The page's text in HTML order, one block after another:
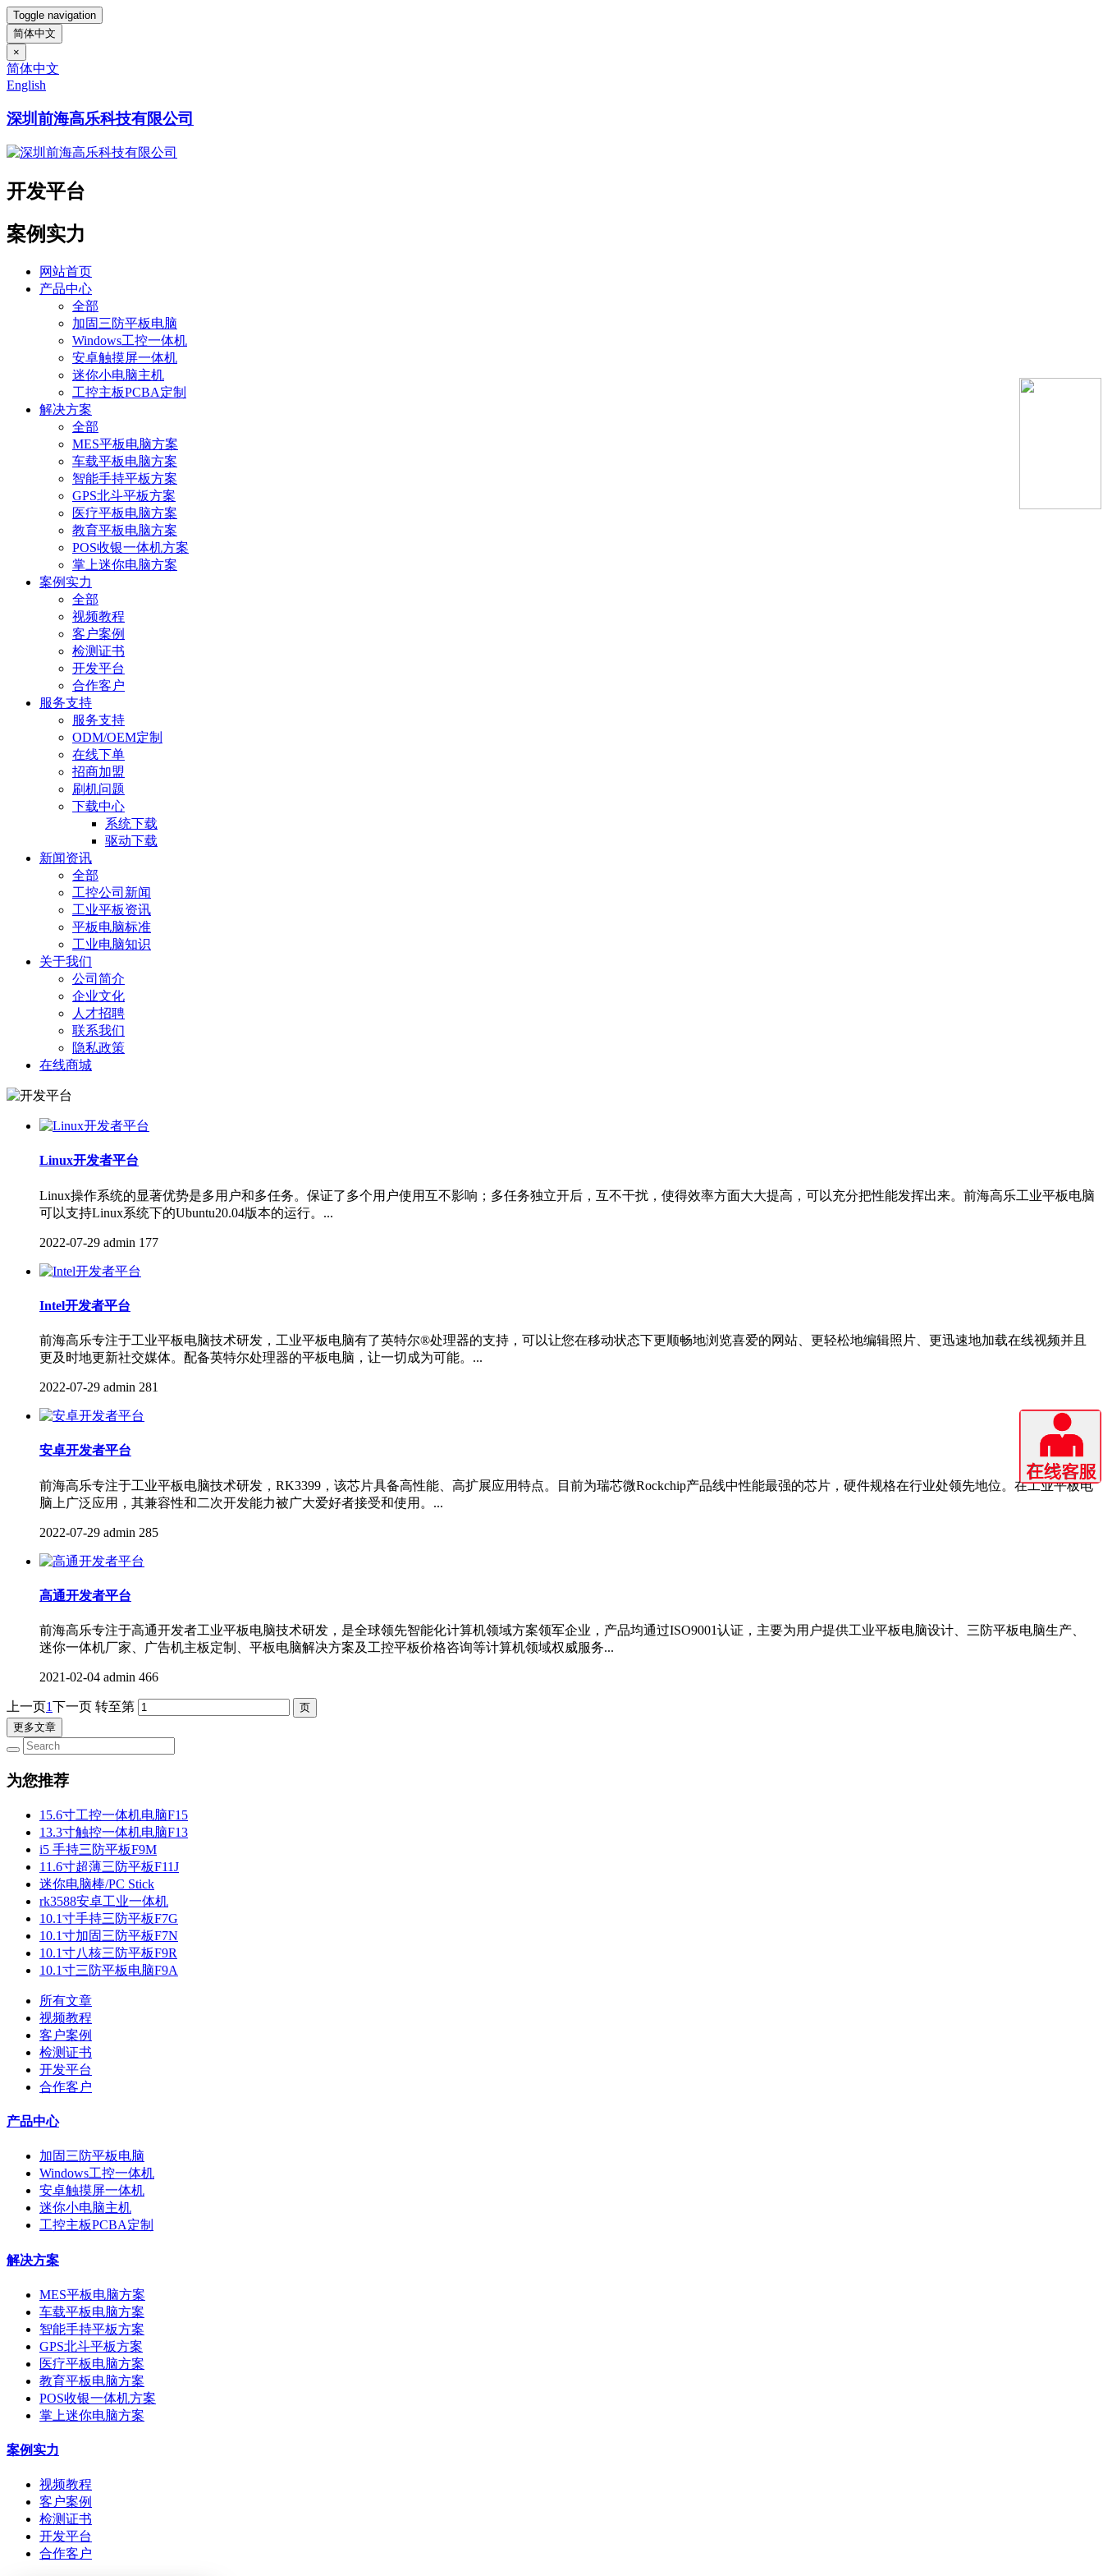
Toggle navigation
简体中文
×
简体中文
English
深圳前海高乐科技有限公司
开发平台
案例实力
网站首页
产品中心
全部
加固三防平板电脑
Windows工控一体机
安卓触摸屏一体机
迷你小电脑主机
工控主板PCBA定制
解决方案
全部
MES平板电脑方案
车载平板电脑方案
智能手持平板方案
GPS北斗平板方案
医疗平板电脑方案
教育平板电脑方案
POS收银一体机方案
掌上迷你电脑方案
案例实力
全部
视频教程
客户案例
检测证书
开发平台
合作客户
服务支持
服务支持
ODM/OEM定制
在线下单
招商加盟
刷机问题
下载中心
系统下载
驱动下载
新闻资讯
全部
工控公司新闻
工业平板资讯
平板电脑标准
工业电脑知识
关于我们
公司简介
企业文化
人才招聘
联系我们
隐私政策
在线商城
Linux开发者平台
Linux操作系统的显著优势是多用户和多任务。保证了多个用户使用互不影响；多任务独立开后，互不干扰，使得效率方面大大提高，可以充分把性能发挥出来。前海高乐工业平板电脑
可以支持Linux系统​下的Ubuntu20.04版本的运行。...
2022-07-29 admin 177
Intel开发者平台
前海高乐专注于工业平板电脑技术研发，工业平板电脑有了英特尔®处理器的支持，可以让您在移动状态下更顺畅地浏览喜爱的网站、更轻松地编辑照片、更迅速地加载在线视频并且
更及时地更新社交媒体。配备英特尔处理器的平板电脑，让一切成为可能。...
2022-07-29 admin 281
安卓开发者平台
前海高乐专注于工业平板电脑技术研发，RK3399，该芯片具备高性能、高扩展应用特点。目前为瑞芯微Rockchip产品线中性能最强的芯片，硬件规格在行业处领先地位。在工业平板电
脑上广泛应用，其兼容性和二次开发能力被广大爱好者接受和使用。...
2022-07-29 admin 285
高通开发者平台
前海高乐专注于高通开发者工业平板电脑技术研发，是全球领先智能化计算机领域方案领军企业，产品均通过ISO9001认证，主要为用户提供工业平板电脑设计、三防平板电脑生产、
迷你一体机厂家、广告机主板定制、平板电脑解决方案及工控平板价格咨询等计算机领域权威服务...
2021-02-04 admin 466
上一页1下一页 转至第
更多文章
为您推荐
15.6寸工控一体机电脑F15
13.3寸触控一体机电脑F13
i5 手持三防平板F9M
11.6寸超薄三防平板F11J
迷你电脑棒/PC Stick
rk3588安卓工业一体机
10.1寸手持三防平板F7G
10.1寸加固三防平板F7N
10.1寸八核三防平板F9R
10.1寸三防平板电脑F9A
所有文章
视频教程
客户案例
检测证书
开发平台
合作客户
产品中心
加固三防平板电脑
Windows工控一体机
安卓触摸屏一体机
迷你小电脑主机
工控主板PCBA定制
解决方案
MES平板电脑方案
车载平板电脑方案
智能手持平板方案
GPS北斗平板方案
医疗平板电脑方案
教育平板电脑方案
POS收银一体机方案
掌上迷你电脑方案
案例实力
视频教程
客户案例
检测证书
开发平台
合作客户